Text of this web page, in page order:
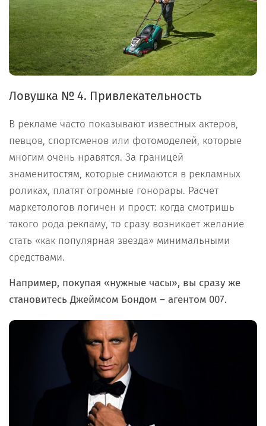
Ловушка № 4. Привлекательность
В рекламе часто показывают известных актеров,
певцов, спортсменов или фотомоделей, которые
многим очень нравятся. За границей
знаменитостям, которые снимаются в рекламных
роликах, платят огромные гонорары. Расчет
маркетологов логичен и прост: когда смотришь
такого рода рекламу, то сразу возникает желание
стать «как популярная звезда» минимальными
средствами.
Например, покупая «нужные часы», вы сразу же
становитесь Джеймсом Бондом – агентом 007.